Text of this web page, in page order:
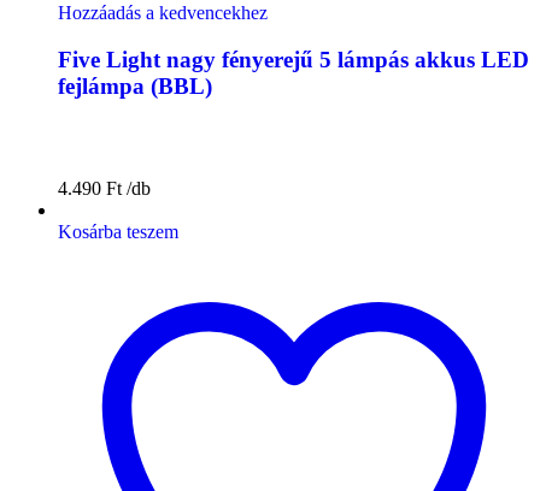
Hozzáadás a kedvencekhez
Five Light nagy fényerejű 5 lámpás akkus LED
fejlámpa (BBL)
4.490 Ft
Kosárba teszem